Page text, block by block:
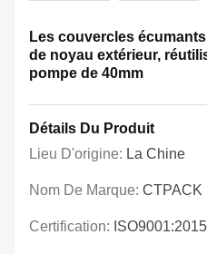
Les couvercles
de noyau extérieur,
pompe de 40mm
Détails Du Produit
Lieu D'origine: La Chine
Nom De Marque: CTPACK
Certification: ISO9001:2015